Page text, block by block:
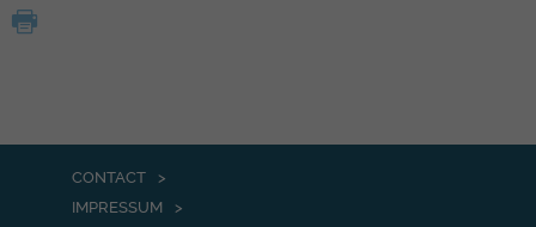
CONTACT
IMPRESSUM